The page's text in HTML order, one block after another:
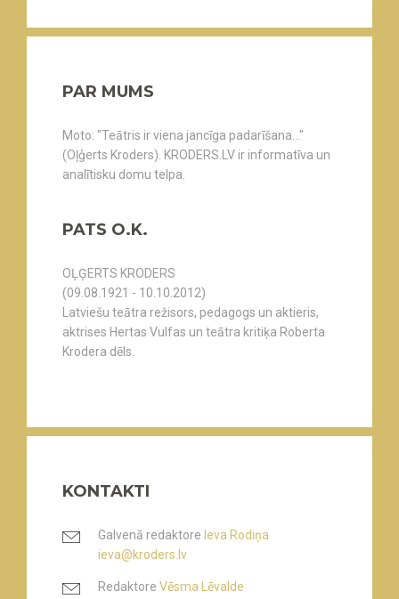
PAR MUMS
Moto: "Teātris ir viena jancīga padarīšana..."
(Oļģerts Kroders). KRODERS.LV ir informatīva un
analītisku domu telpa.
PATS O.K.
OĻĢERTS KRODERS
(09.08.1921 - 10.10.2012)
Latviešu teātra režisors, pedagogs un aktieris,
aktrises Hertas Vulfas un teātra kritiķa Roberta
Krodera dēls.
KONTAKTI
Galvenā redaktore Ieva Rodiņa
ieva@kroders.lv
Redaktore Vēsma Lēvalde